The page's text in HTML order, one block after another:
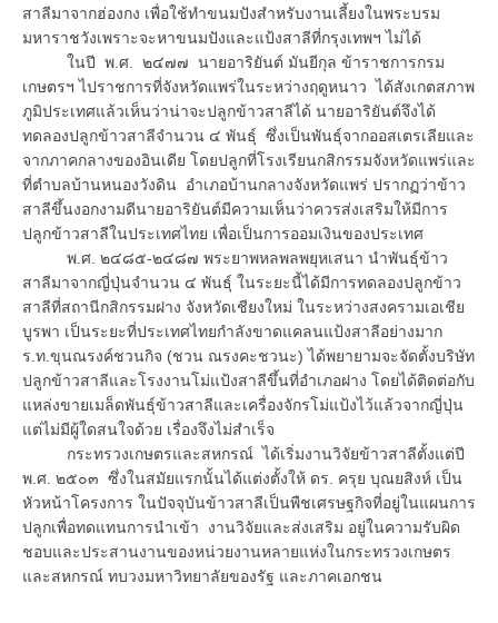
สาลีมาจากฮ่องกง เพื่อใช้ทำขนมปังสำหรับงานเลี้ยงในพระบรม
มหาราชวังเพราะจะหาขนมปังและแป้งสาลีที่กรุงเทพฯ ไม่ได้
ในปี พ.ศ. ๒๔๗๗ นายอาริยันต์ มันยีกุล ข้าราชการกรม
เกษตรฯ ไปราชการที่จังหวัดแพร่ในระหว่างฤดูหนาว ได้สังเกตสภาพ
ภูมิประเทศแล้วเห็นว่าน่าจะปลูกข้าวสาลีได้ นายอาริยันต์จึงได้
ทดลองปลูกข้าวสาลีจำนวน ๔ พันธุ์ ซึ่งเป็นพันธุ์จากออสเตรเลียและ
จากภาคกลางของอินเดีย โดยปลูกที่โรงเรียนกสิกรรมจังหวัดแพร่และ
ที่ตำบลบ้านหนองวังดิน อำเภอบ้านกลางจังหวัดแพร่ ปรากฏว่าข้าว
สาลีขึ้นงอกงามดีนายอาริยันต์มีความเห็นว่าควรส่งเสริมให้มีการ
ปลูกข้าวสาลีในประเทศไทย เพื่อเป็นการออมเงินของประเทศ
พ.ศ. ๒๔๘๕-๒๔๘๗ พระยาพหลพลพยุหเสนา นำพันธุ์ข้าว
สาลีมาจากญี่ปุ่นจำนวน ๔ พันธุ์ ในระยะนี้ได้มีการทดลองปลูกข้าว
สาลีที่สถานีกสิกรรมฝาง จังหวัดเชียงใหม่ ในระหว่างสงครามเอเชีย
บูรพา เป็นระยะที่ประเทศไทยกำลังขาดแคลนแป้งสาลีอย่างมาก
ร.ท.ขุนณรงค์ชวนกิจ (ชวน ณรงคะชวนะ) ได้พยายามจะจัดตั้งบริษัท
ปลูกข้าวสาลีและโรงงานโม่แป้งสาลีขึ้นที่อำเภอฝาง โดยได้ติดต่อกับ
แหล่งขายเมล็ดพันธุ์ข้าวสาลีและเครื่องจักรโม่แป้งไว้แล้วจากญี่ปุ่น
แต่ไม่มีผู้ใดสนใจด้วย เรื่องจึงไม่สำเร็จ
กระทรวงเกษตรและสหกรณ์ ได้เริ่มงานวิจัยข้าวสาลีตั้งแต่ปี
พ.ศ. ๒๕๐๓ ซึ่งในสมัยแรกนั้นได้แต่งตั้งให้ ดร. ครุย บุณยสิงห์ เป็น
หัวหน้าโครงการ ในปัจจุบันข้าวสาลีเป็นพืชเศรษฐกิจที่อยู่ในแผนการ
ปลูกเพื่อทดแทนการนำเข้า งานวิจัยและส่งเสริม อยู่ในความรับผิด
ชอบและประสานงานของหน่วยงานหลายแห่งในกระทรวงเกษตร
และสหกรณ์ ทบวงมหาวิทยาลัยของรัฐ และภาคเอกชน